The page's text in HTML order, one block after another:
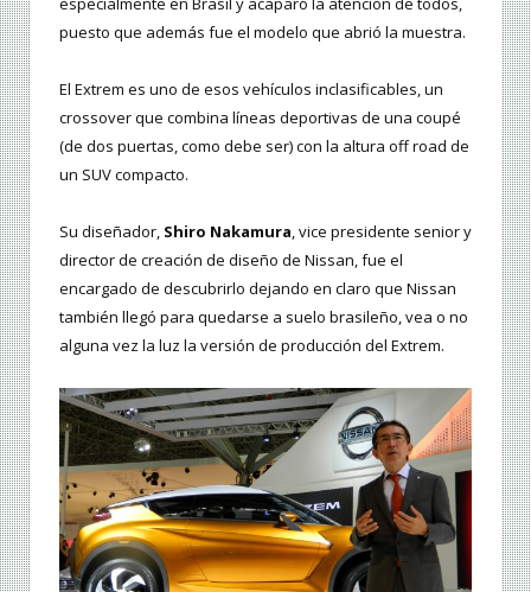
puesto que además fue el modelo que abrió la muestra.
El Extrem es uno de esos vehículos inclasificables, un
crossover que combina líneas deportivas de una coupé
(de dos puertas, como debe ser) con la altura off road de
un SUV compacto.
Su diseñador, Shiro Nakamura, vice presidente senior y
director de creación de diseño de Nissan, fue el
encargado de descubrirlo dejando en claro que Nissan
también llegó para quedarse a suelo brasileño, vea o no
alguna vez la luz la versión de producción del Extrem.